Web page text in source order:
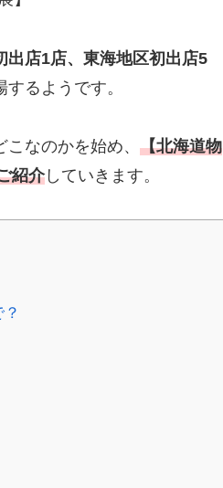
出店1店、東海地区初出店5
るようです。
なのかを始め、 【北海道物
紹介していきます。